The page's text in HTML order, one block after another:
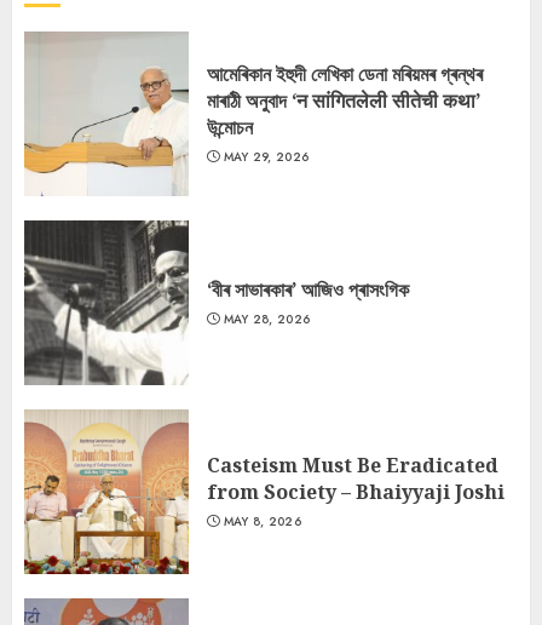
আমেৰিকান ইহুদী লেখিকা ডেনা মৰিয়মৰ গ্ৰন্থৰ
মাৰাঠী অনুবাদ ‘न सांगितलेली सीतेची कथा’
উন্মোচন
MAY 29, 2026
‘বীৰ সাভাৰকাৰ’ আজিও প্ৰাসংগিক
MAY 28, 2026
Casteism Must Be Eradicated
from Society – Bhaiyyaji Joshi
MAY 8, 2026